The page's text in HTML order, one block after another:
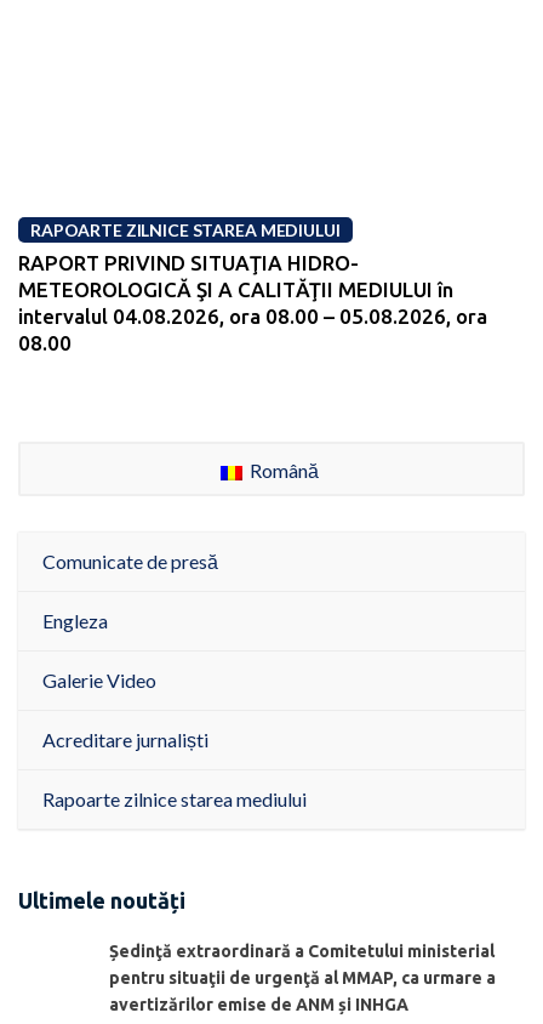
RAPOARTE ZILNICE STAREA MEDIULUI
RAPORT PRIVIND SITUAŢIA HIDRO-
METEOROLOGICĂ ŞI A CALITĂŢII MEDIULUI în
intervalul 04.08.2026, ora 08.00 – 05.08.2026, ora
08.00
Română
Comunicate de presă
Engleza
Galerie Video
Acreditare jurnaliști
Rapoarte zilnice starea mediului
Ultimele noutăți
Ședinţă extraordinară a Comitetului ministerial
pentru situaţii de urgenţă al MMAP, ca urmare a
avertizărilor emise de ANM și INHGA